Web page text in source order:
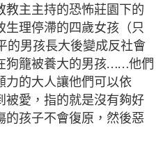
教主主持的恐怖莊園下的
理停滯的四歲女孩（只
的男孩長大後變成反社會
狗籠被養大的男孩……他們
力的大人讓他們可以依
被愛，指的就是沒有夠好
的孩子不會復原，然後惡